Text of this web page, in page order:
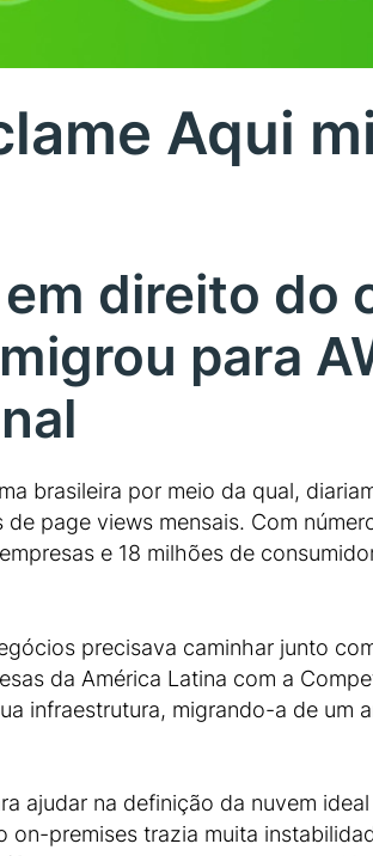
Aqui
direito do
para
brasileira por meio da qual,
page views mensais. Com
e 18 milhões de
precisava caminhar junto
da América Latina com a
infraestrutura, migrando-a de um
ajudar na definição da nuvem
on-premises trazia muita